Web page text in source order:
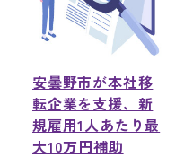
安曇野市が本社移
転企業を支援、新
規雇用1人あたり最
大10万円補助